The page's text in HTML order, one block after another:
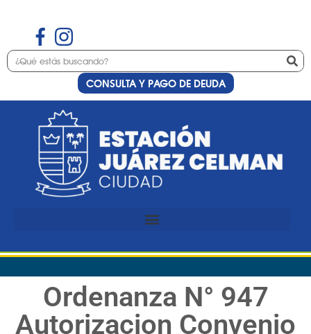
CONSULTA Y PAGO DE DEUDA
Ordenanza N° 947
Autorizacion Convenio